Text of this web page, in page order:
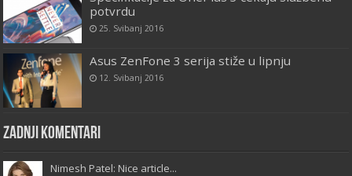
potvrdu
25. Svibanj 2016
Asus ZenFone 3 serija stiže u lipnju
12. Svibanj 2016
Zadnji komentari
Nimesh Patel: Nice article...